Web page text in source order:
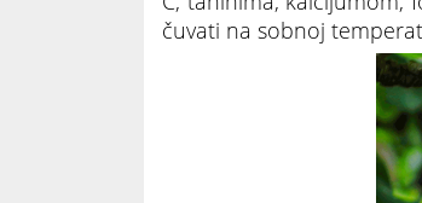
čuvati na sobnoj